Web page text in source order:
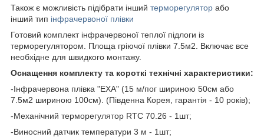
Також є можливість підібрати інший терморегулятор або
інший тип інфрачервоної плівки
Готовий комплект інфрачервоної теплої підлоги із
терморегулятором. Площа гріючої плівки 7.5м2. Включає все
необхідне для швидкого монтажу.
Оснащення комплекту та короткі технічні характеристики:
-Інфрачервона плівка "EXA" (15 м/пог шириною 50см або
7.5м2 шириною 100см). (Південна Корея, гарантія - 10 років);
-Механічний терморегулятор RTC 70.26 - 1шт;
-Виносний датчик температури 3 м - 1шт;